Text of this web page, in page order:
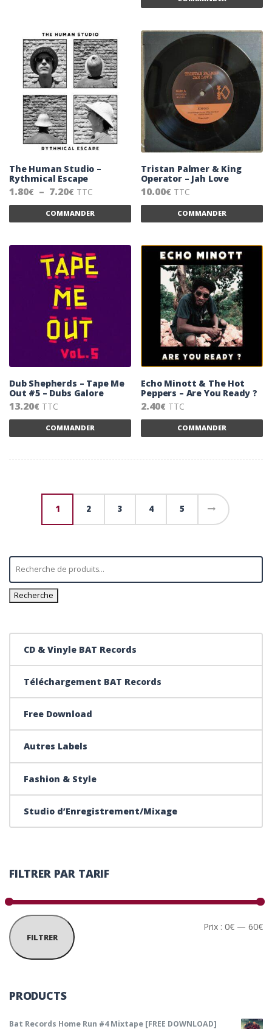
The Human Studio –
Rythmical Escape
1.80€ – 7.20€ Plage de prix : 1.80€ à 7.20€
TTC
COMMANDER
Ce produit a plusieurs variations. Les
Tristan Palmer & King
Operator – Jah Love
10.00€ TTC
COMMANDER
Dub Shepherds – Tape Me
Out #5 – Dubs Galore
13.20€ TTC
COMMANDER
Ce produit a plusieurs variations. Les
Echo Minott & The Hot
Peppers – Are You Ready ?
2.40€ TTC
COMMANDER
1 2 3 4 5
Recherche
CD & Vinyle BAT Records
Téléchargement BAT Records
Free Download
Autres Labels
Fashion & Style
Studio d’Enregistrement/Mixage
FILTRER PAR TARIF
FILTRER
Prix : 0€ — 60€
PRODUCTS
Bat Records Home Run #4 Mixtape [FREE DOWNLOAD]